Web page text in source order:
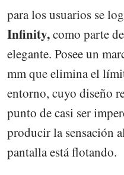
para los usuarios se
Infinity,como parte
elegante. Posee un
mm que elimina el
entorno, cuyo diseño
punto de casi ser
producir la sensación
pantalla está flotando.